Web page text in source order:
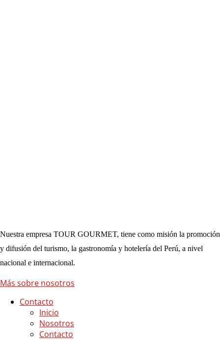
Nuestra empresa TOUR GOURMET, tiene como misión la promoción
y difusión del turismo, la gastronomía y hotelería del Perú, a nivel
nacional e internacional.
Más sobre nosotros
Contacto
Inicio
Nosotros
Contacto